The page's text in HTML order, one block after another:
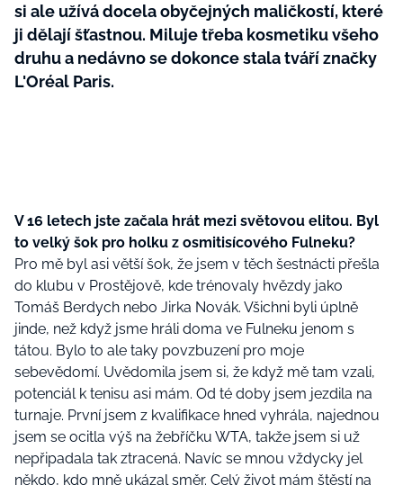
si ale užívá docela obyčejných maličkostí, které
ji dělají šťastnou. Miluje třeba kosmetiku všeho
druhu a nedávno se dokonce stala tváří značky
L'Oréal Paris.
V 16 letech jste začala hrát mezi světovou elitou. Byl
to velký šok pro holku z osmitisícového Fulneku?
Pro mě byl asi větší šok, že jsem v těch šestnácti přešla
do klubu v Prostějově, kde trénovaly hvězdy jako
Tomáš Berdych nebo Jirka Novák. Všichni byli úplně
jinde, než když jsme hráli doma ve Fulneku jenom s
tátou. Bylo to ale taky povzbuzení pro moje
sebevědomí. Uvědomila jsem si, že když mě tam vzali,
potenciál k tenisu asi mám. Od té doby jsem jezdila na
turnaje. První jsem z kvalifikace hned vyhrála, najednou
jsem se ocitla výš na žebříčku WTA, takže jsem si už
nepřipadala tak ztracená. Navíc se mnou vždycky jel
někdo, kdo mně ukázal směr. Celý život mám štěstí na